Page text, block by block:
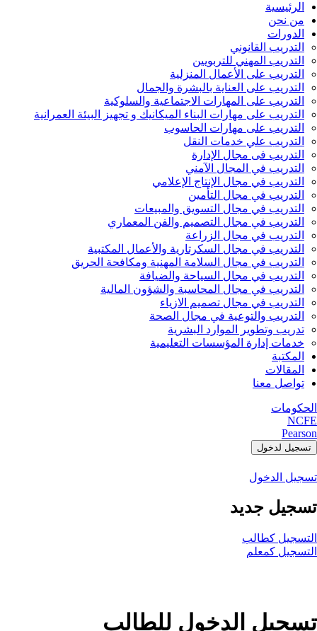
الرئيسية
من نحن
الدورات
التدريب القانوني
التدريب المهني للتربويين
التدريب على الأعمال المنزلية
التدريب على العناية بالبشرة والجمال
التدريب على المهارات الاجتماعية والسلوكية
التدريب على مهارات البناء الميكانيك و تجهيز البيئة العمرانية
التدريب على مهارات الحاسوب
التدريب علي خدمات النقل
التدريب فى مجال الإدارة
التدريب في المجال الآمني
التدريب في مجال الإنتاج الإعلامي
التدريب في مجال التأمين
التدريب في مجال التسويق والمبيعات
التدريب في مجال التصميم والفن المعماري
التدريب في مجال الزراعة
التدريب في مجال السكرتارية والأعمال المكتبية
التدريب في مجال السلامة المهنية ومكافحة الحريق
التدريب في مجال السياحة والضيافة
التدريب في مجال المحاسبة والشؤون المالية
التدريب في مجال تصميم الازياء
التدريب والتوعية في مجال الصحة
تدريب وتطوير الموارد البشرية
خدمات إدارة المؤسسات التعليمية
المكتبة
المقالات
تواصل معنا
الحكومات
NCFE
Pearson
تسجيل لدخول
تسجيل الدخول
تسجيل جديد
التسجيل كطالب
التسجيل كمعلم
تسجيل الدخول للطالب